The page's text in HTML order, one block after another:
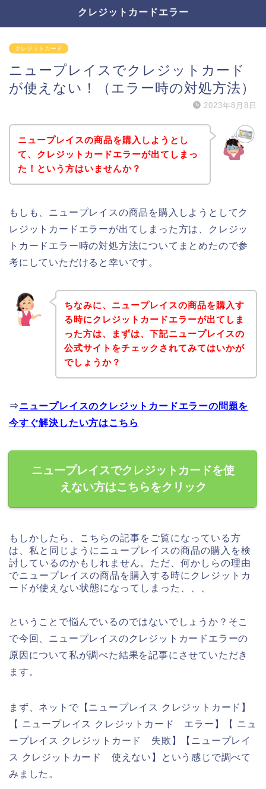
クレジットカードエラー
クレジットカード
ニュープレイスでクレジットカード
が使えない！（エラー時の対処方法）
2023年8月8日
ニュープレイスの商品を購入しようとし
て、クレジットカードエラーが出てしまっ
た！という方はいませんか？
もしも、ニュープレイスの商品を購入しようとしてク
レジットカードエラーが出てしまった方は、クレジッ
トカードエラー時の対処方法についてまとめたので参
考にしていただけると幸いです。
ちなみに、ニュープレイスの商品を購入す
る時にクレジットカードエラーが出てしま
った方は、まずは、下記ニュープレイスの
公式サイトをチェックされてみてはいかが
でしょうか？
⇒ニュープレイスのクレジットカードエラーの問題を
今すぐ解決したい方はこちら
ニュープレイスでクレジットカードを使
えない方はこちらをクリック
もしかしたら、こちらの記事をご覧になっている方
は、私と同じようにニュープレイスの商品の購入を検
討しているのかもしれません。ただ、何かしらの理由
でニュープレイスの商品を購入する時にクレジットカ
ードが使えない状態になってしまった、、、
ということで悩んでいるのではないでしょうか？そこ
で今回、ニュープレイスのクレジットカードエラーの
原因について私が調べた結果を記事にさせていただき
ます。
まず、ネットで【ニュープレイス クレジットカード】
【 ニュープレイス クレジットカード エラー】【 ニュ
ープレイス クレジットカード 失敗】【ニュープレイ
ス クレジットカード 使えない】という感じで調べて
みました。